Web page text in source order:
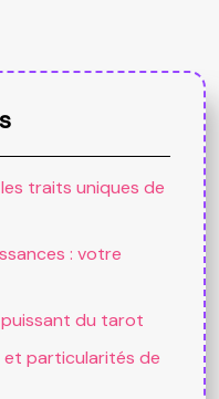
traits uniques de
: votre
puissant du tarot
et particularités de